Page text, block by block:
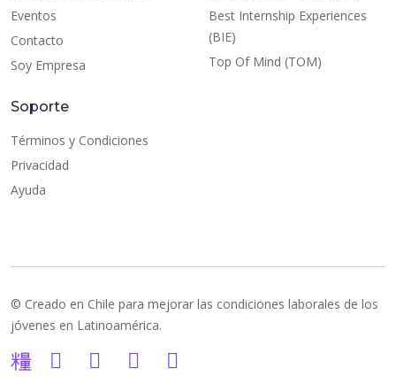
Eventos
Contacto
Soy Empresa
Best Internship Experiences
(BIE)
Top Of Mind (TOM)
Soporte
Términos y Condiciones
Privacidad
Ayuda
© Creado en Chile para mejorar las condiciones laborales de los
jóvenes en Latinoamérica.